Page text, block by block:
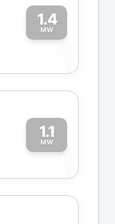
1.4
MW
1
1.1
MW1